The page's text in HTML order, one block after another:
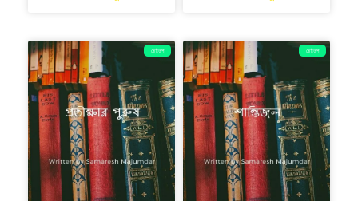
ছোটগল্প ছোটগল্প